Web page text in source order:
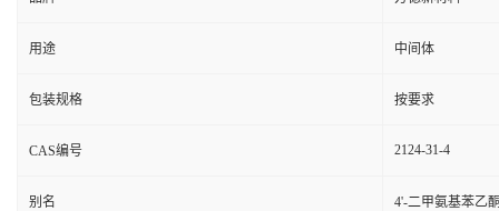
用途 中间体
包装规格 按要求
CAS编号 2124-31-4
别名 4'-二甲氨基苯乙